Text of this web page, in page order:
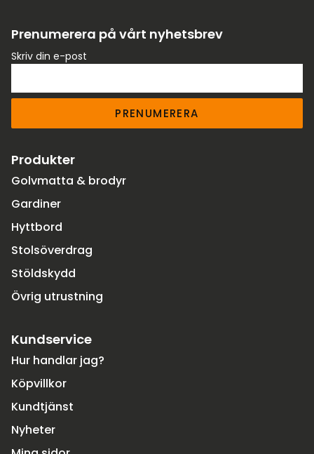
Prenumerera på vårt nyhetsbrev
Skriv din e-post
PRENUMERERA
Produkter
Golvmatta & brodyr
Gardiner
Hyttbord
Stolsöverdrag
Stöldskydd
Övrig utrustning
Kundservice
Hur handlar jag?
Köpvillkor
Kundtjänst
Nyheter